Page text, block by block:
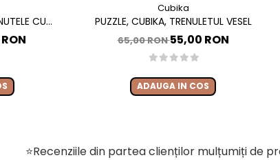
CU
Cubika
PUZZLE, CUBIKA, TRENULETUL VESEL
65,00 RON55,00 RON
ADAUGA IN COS
⭐Recenziile din partea clienților mulțumiți de